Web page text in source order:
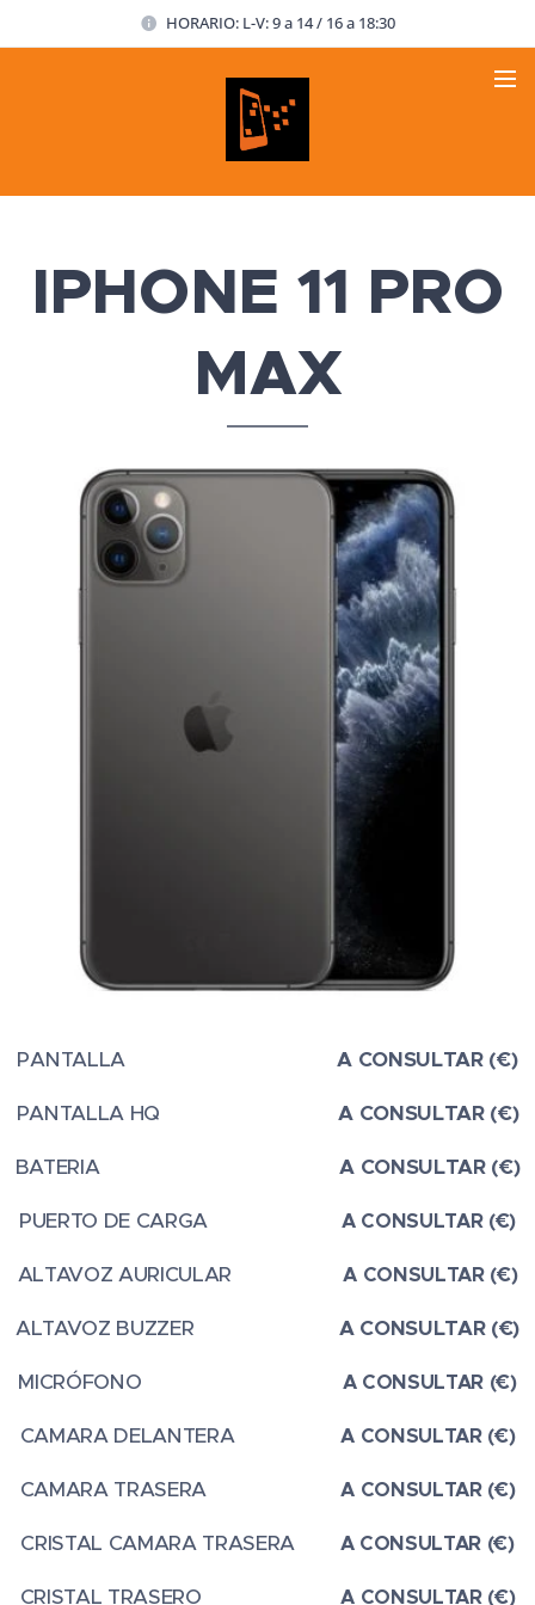
HORARIO: L-V: 9 a 14 / 16 a 18:30
IPHONE 11 PRO
MAX
PANTALLAA CONSULTAR (€)
PANTALLA HQ A CONSULTAR (€)
BATERIAA CONSULTAR (€)
PUERTO DE CARGAA CONSULTAR (€)
ALTAVOZ AURICULARA CONSULTAR (€)
ALTAVOZ BUZZER A CONSULTAR (€)
MICRÓFONO A CONSULTAR (€)
CAMARA DELANTERAA CONSULTAR (€)
CAMARA TRASERAA CONSULTAR (€)
CRISTAL CAMARA TRASERA A CONSULTAR (€)
CRISTAL TRASEROA CONSULTAR (€)